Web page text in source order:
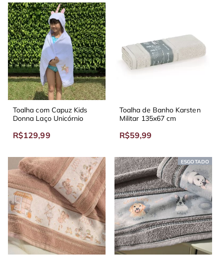
Toalha com Capuz Kids
Donna Laço Unicórnio
R$129,99
Toalha de Banho Karsten
Militar 135x67 cm
R$59,99
ESGOTADO